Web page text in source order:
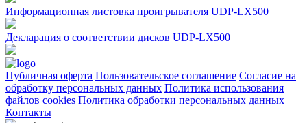
Информационная листовка проигрывателя UDP-LX500
Декларация о соответствии дисков UDP-LX500
Публичная оферта Пользовательское соглашение Согласие на
обработку персональных данных Политика использования
файлов cookies Политика обработки персональных данных
Контакты